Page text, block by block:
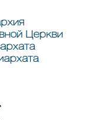
Церкви